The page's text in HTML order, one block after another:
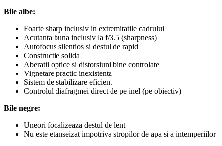
Bile albe:
Foarte sharp inclusiv in extremitatile cadrului
Acutanta buna inclusiv la f/3.5 (sharpness)
Autofocus silentios si destul de rapid
Constructie solida
Aberatii optice si distorsiuni bine controlate
Vignetare practic inexistenta
Sistem de stabilizare eficient
Controlul diafragmei direct de pe inel (pe obiectiv)
Bile negre:
Uneori focalizeaza destul de lent
Nu este etanseizat impotriva stropilor de apa si a intemperiilor